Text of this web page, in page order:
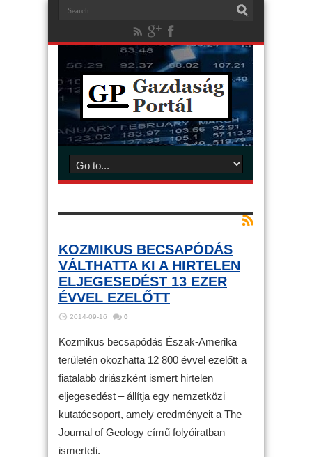
KOZMIKUS BECSAPÓDÁS
VÁLTHATTA KI A HIRTELEN
ELJEGESEDÉST 13 EZER
ÉVVEL EZELŐTT
2014-09-16 0
Kozmikus becsapódás Észak-Amerika
területén okozhatta 12 800 évvel ezelőtt a
fiatalabb driászként ismert hirtelen
eljegesedést – állítja egy nemzetközi
kutatócsoport, amely eredményeit a The
Journal of Geology című folyóiratban
ismerteti.